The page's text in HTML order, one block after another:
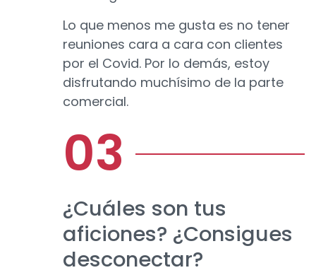
Lo que menos me gusta es no tener
reuniones cara a cara con clientes
por el Covid. Por lo demás, estoy
disfrutando muchísimo de la parte
comercial.
¿Cuáles son tus
aficiones? ¿Consigues
desconectar?